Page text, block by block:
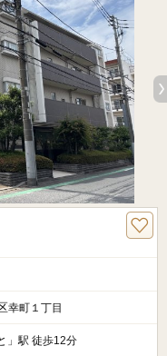
幸町１丁目
」駅 徒歩12分